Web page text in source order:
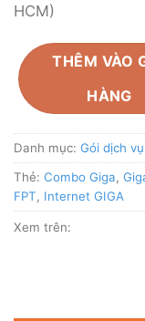
HCM)
THÊM VÀO
HÀNG
Danh mục: Gói dịch vụ
Thẻ: Combo Giga,
FPT, Internet GIGA
Xem trên: